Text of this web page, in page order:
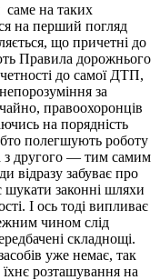
саме на таких
на перший погляд
що причетні до
Правила дорожнього
до самої ДТП,
за
правоохоронців
на порядність
полегшують роботу
з другого — тим самим
відразу забуває про
законні шляхи
І ось тоді випливає
чином слід
складнощі.
уже немає, так
розташування на